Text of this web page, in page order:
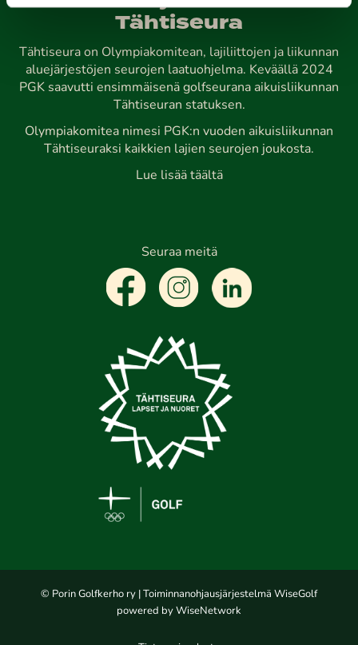
Tähtiseura
Tähtiseura on Olympiakomitean, lajiliittojen ja liikunnan
aluejärjestöjen seurojen laatuohjelma. Keväällä 2024
PGK saavutti ensimmäisenä golfseurana aikuisliikunnan
Tähtiseuran statuksen.
Olympiakomitea nimesi PGK:n vuoden aikuisliikunnan
Tähtiseuraksi kaikkien lajien seurojen joukosta.
Lue lisää täältä
Seuraa meitä
© Porin Golfkerho ry | Toiminnanohjausjärjestelmä WiseGolf
powered by WiseNetwork